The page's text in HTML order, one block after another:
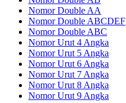
Nomor Double AA
Nomor Double ABCDEF
Nomor Double ABC
Nomor Urut 4 Angka
Nomor Urut 5 Angka
Nomor Urut 6 Angka
Nomor Urut 7 Angka
Nomor Urut 8 Angka
Nomor Urut 9 Angka